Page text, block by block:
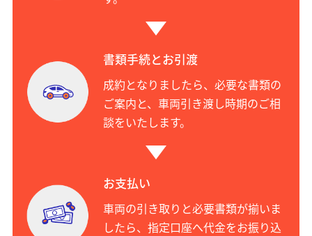
書類手続とお引渡
成約となりましたら、必要な書類の
ご案内と、車両引き渡し時期のご相
談をいたします。
お支払い
車両の引き取りと必要書類が揃いま
したら、指定口座へ代金をお振り込